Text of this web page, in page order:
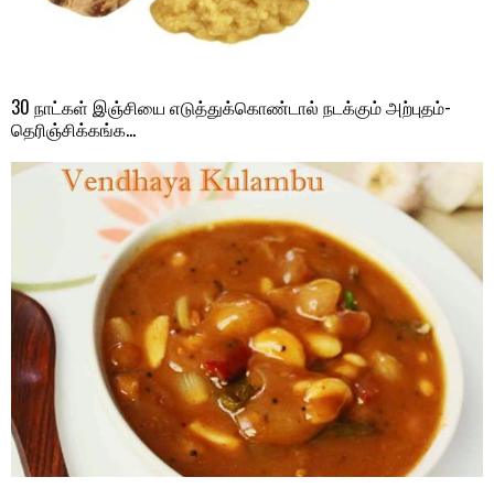
30 நாட்கள் இஞ்சியை எடுத்துக்கொண்டால் நடக்கும் அற்புதம்-
தெரிஞ்சிக்கங்க…